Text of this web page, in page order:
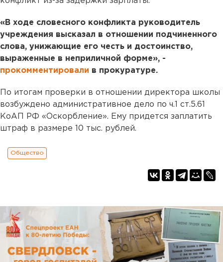
«В ходе словесного конфликта руководитель
учреждения высказал в отношении подчиненного
слова, унижающие его честь и достоинство,
выраженные в неприличной форме», -
прокомментировали в прокуратуре.
По итогам проверки в отношении директора школы
возбуждено административное дело по ч.1 ст.5.61
КоАП РФ «Оскорбление». Ему придется заплатить
штраф в размере 10 тыс. рублей.
Общество